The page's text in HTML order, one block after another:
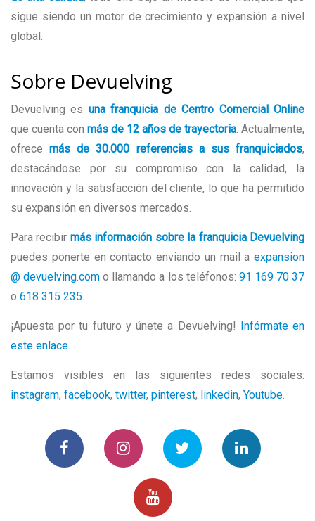
sigue siendo un motor de crecimiento y expansión a nivel
global.
Sobre Devuelving
Devuelving es una franquicia de Centro Comercial Online
que cuenta con más de 12 años de trayectoria . Actualmente,
ofrecemás de 30.000 referencias a sus franquiciados,
destacándose por su compromiso con la calidad, la
innovación y la satisfacción del cliente, lo que ha permitido
su expansión en diversos mercados.
Para recibir más información sobre la franquicia Devuelving
puedes ponerte en contacto enviando un mail a expansion
@ devuelving.com o llamando a los teléfonos: 91 169 70 37
o 618 315 235
¡Apuesta por tu futuro y únete a Devuelving! Infórmate en
este enlace
Estamos visibles en las siguientes redes sociales:
instagram, facebook, twitter, pinterest, linkedin, Youtube